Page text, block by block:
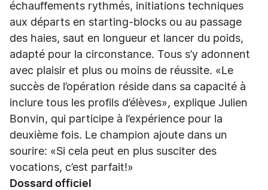
échauffements rythmés, initiations techniques
aux départs en starting-blocks ou au passage
des haies, saut en longueur et lancer du poids,
adapté pour la circonstance. Tous s’y adonnent
avec plaisir et plus ou moins de réussite. «Le
succès de l’opération réside dans sa capacité à
inclure tous les profils d’élèves», explique Julien
Bonvin, qui participe à l’expérience pour la
deuxième fois. Le champion ajoute dans un
sourire: «Si cela peut en plus susciter des
vocations, c’est parfait!»
Dossard officiel